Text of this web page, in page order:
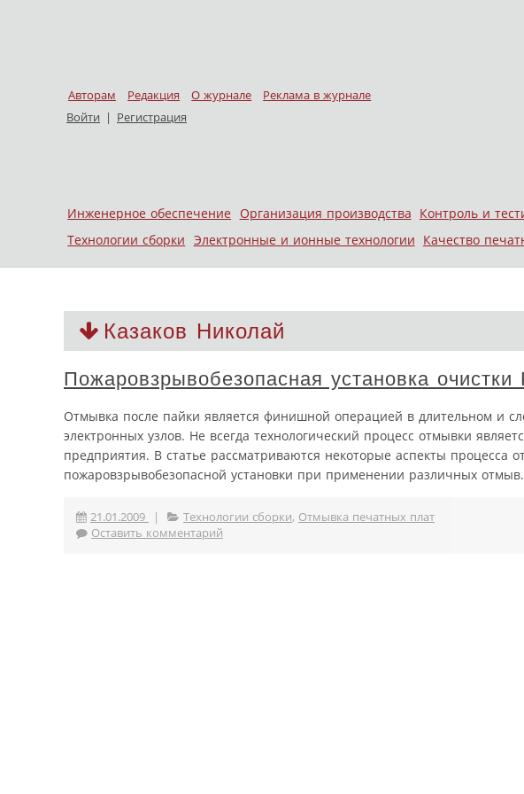
Авторам Редакция О журнале
Реклама в журнале
Войти | Регистрация
Меню
Skip to content
Инженерное обеспечение Организация производства Контроль и
Технологии сборки Электронные и ионные технологии Качество
Казаков Николай
Пожаровзрывобезопасная установка
Отмывка после пайки является финишной операцией в длительном и
электронных узлов. Не всегда технологический процесс отмывки
предприятия. В статье рассматриваются некоторые аспекты процесса
пожаровзрывобезопасной установки при применении различных
21.01.2009 | Технологии сборки, Отмывка печатных плат
Оставить комментарий